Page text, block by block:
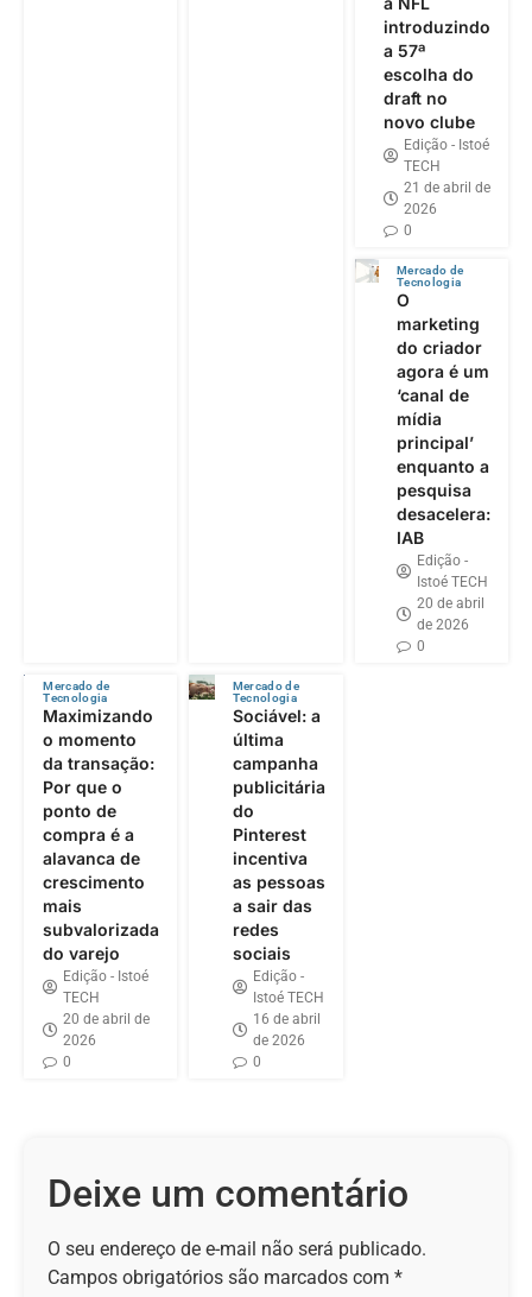
introduzindo
a 57ª
escolha do
draft no
novo clube
Edição - Istoé
TECH
21 de abril de
2026
0
Mercado de
Tecnologia
O
marketing
do criador
agora é um
‘canal de
mídia
principal’
enquanto a
pesquisa
desacelera:
IAB
Edição -
Istoé TECH
20 de abril
de 2026
0
Mercado de
Tecnologia
Maximizando
o momento
da transação:
Por que o
ponto de
compra é a
alavanca de
crescimento
mais
subvalorizada
do varejo
Edição - Istoé
TECH
20 de abril de
2026
0
Mercado de
Tecnologia
Sociável: a
última
campanha
publicitária
do
Pinterest
incentiva
as pessoas
a sair das
redes
sociais
Edição -
Istoé TECH
16 de abril
de 2026
0
Deixe um comentário
O seu endereço de e-mail não será publicado.
Campos obrigatórios são marcados com *